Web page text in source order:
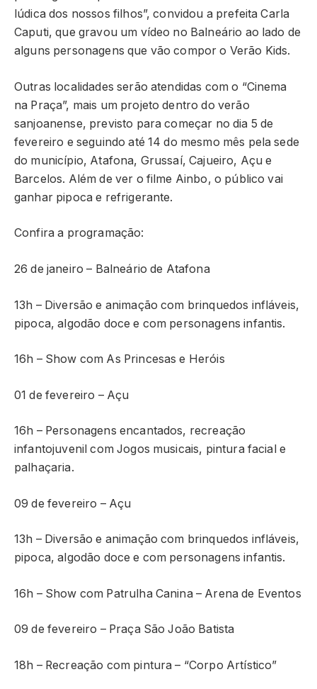
lúdica dos nossos filhos”, convidou a prefeita Carla
Caputi, que gravou um vídeo no Balneário ao lado de
alguns personagens que vão compor o Verão Kids.
Outras localidades serão atendidas com o “Cinema
na Praça”, mais um projeto dentro do verão
sanjoanense, previsto para começar no dia 5 de
fevereiro e seguindo até 14 do mesmo mês pela sede
do município, Atafona, Grussaí, Cajueiro, Açu e
Barcelos. Além de ver o filme Ainbo, o público vai
ganhar pipoca e refrigerante.
Confira a programação:
26 de janeiro – Balneário de Atafona
13h – Diversão e animação com brinquedos infláveis,
pipoca, algodão doce e com personagens infantis.
16h – Show com As Princesas e Heróis
01 de fevereiro – Açu
16h – Personagens encantados, recreação
infantojuvenil com Jogos musicais, pintura facial e
palhaçaria.
09 de fevereiro – Açu
13h – Diversão e animação com brinquedos infláveis,
pipoca, algodão doce e com personagens infantis.
16h – Show com Patrulha Canina – Arena de Eventos
09 de fevereiro – Praça São João Batista
18h – Recreação com pintura – “Corpo Artístico”